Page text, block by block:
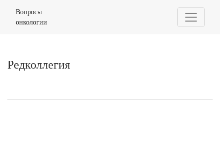
Вопросы
онкологии
Редколлегия